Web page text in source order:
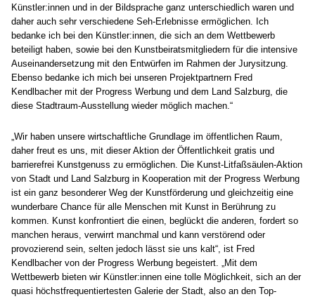
Künstler:innen und in der Bildsprache ganz unterschiedlich waren und
daher auch sehr verschiedene Seh-Erlebnisse ermöglichen. Ich
bedanke ich bei den Künstler:innen, die sich an dem Wettbewerb
beteiligt haben, sowie bei den Kunstbeiratsmitgliedern für die intensive
Auseinandersetzung mit den Entwürfen im Rahmen der Jurysitzung.
Ebenso bedanke ich mich bei unseren Projektpartnern Fred
Kendlbacher mit der Progress Werbung und dem Land Salzburg, die
diese Stadtraum-Ausstellung wieder möglich machen.“
„Wir haben unsere wirtschaftliche Grundlage im öffentlichen Raum,
daher freut es uns, mit dieser Aktion der Öffentlichkeit gratis und
barrierefrei Kunstgenuss zu ermöglichen. Die Kunst-Litfaßsäulen-Aktion
von Stadt und Land Salzburg in Kooperation mit der Progress Werbung
ist ein ganz besonderer Weg der Kunstförderung und gleichzeitig eine
wunderbare Chance für alle Menschen mit Kunst in Berührung zu
kommen. Kunst konfrontiert die einen, beglückt die anderen, fordert so
manchen heraus, verwirrt manchmal und kann verstörend oder
provozierend sein, selten jedoch lässt sie uns kalt“, ist Fred
Kendlbacher von der Progress Werbung begeistert. „Mit dem
Wettbewerb bieten wir Künstler:innen eine tolle Möglichkeit, sich an der
quasi höchstfrequentiertesten Galerie der Stadt, also an den Top-